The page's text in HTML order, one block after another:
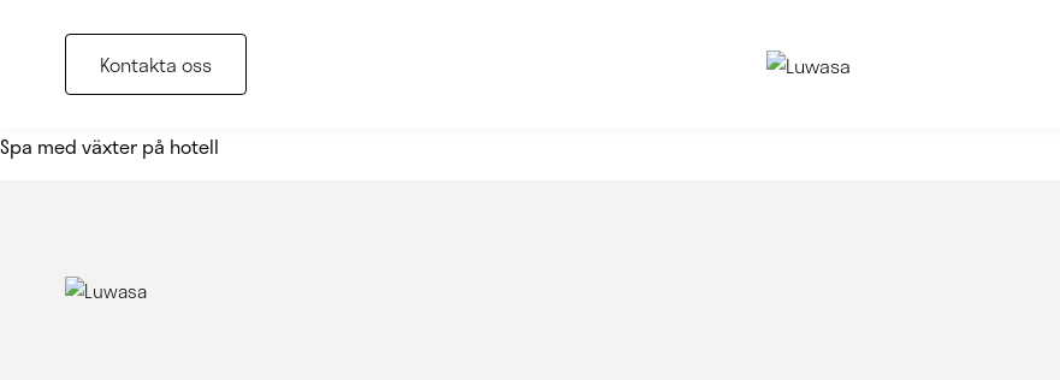
Kontakta oss
Spa med växter på hotell